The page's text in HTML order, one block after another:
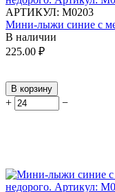
АРТИКУЛ: М0203
Мини-лыжи синие с
В наличии
225.00 ₽
В корзину
+ −